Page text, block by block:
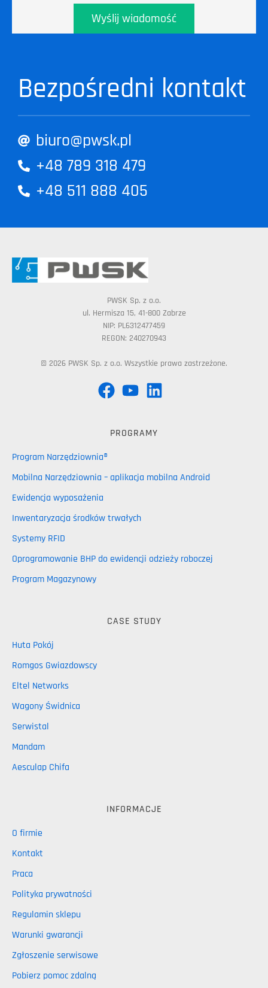
Wyślij wiadomość
Bezpośredni kontakt
biuro@pwsk.pl
+48 789 318 479
+48 511 888 405
PWSK Sp. z o.o.
ul. Hermisza 15, 41-800 Zabrze
NIP: PL6312477459
REGON: 240270943
© 2026 PWSK Sp. z o.o. Wszystkie prawa zastrzeżone.
PROGRAMY
Program Narzędziownia®
Mobilna Narzędziownia – aplikacja mobilna Android
Ewidencja wyposażenia
Inwentaryzacja środków trwałych
Systemy RFID
Oprogramowanie BHP do ewidencji odzieży roboczej
Program Magazynowy
CASE STUDY
Huta Pokój
Romgos Gwiazdowscy
Eltel Networks
Wagony Świdnica
Serwistal
Mandam
Aesculap Chifa
INFORMACJE
O firmie
Kontakt
Praca
Polityka prywatności
Regulamin sklepu
Warunki gwarancji
Zgłoszenie serwisowe
Pobierz pomoc zdalną